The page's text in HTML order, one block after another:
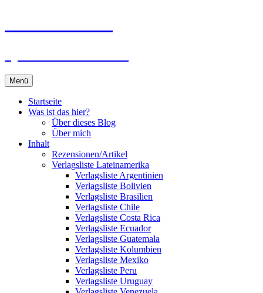
Menü
Startseite
Was ist das hier?
Über dieses Blog
Über mich
Inhalt
Rezensionen/Artikel
Verlagsliste Lateinamerika
Verlagsliste Argentinien
Verlagsliste Bolivien
Verlagsliste Brasilien
Verlagsliste Chile
Verlagsliste Costa Rica
Verlagsliste Ecuador
Verlagsliste Guatemala
Verlagsliste Kolumbien
Verlagsliste Mexiko
Verlagsliste Peru
Verlagsliste Uruguay